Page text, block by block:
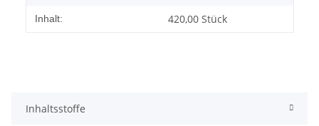
Inhalt: 420,00 Stück
Inhaltsstoffe